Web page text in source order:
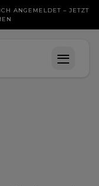
ANGEMELDET – JETZT